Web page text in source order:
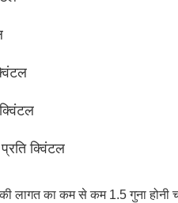
क्विंटल
लागत का कम से कम 1.5 गुना होनी